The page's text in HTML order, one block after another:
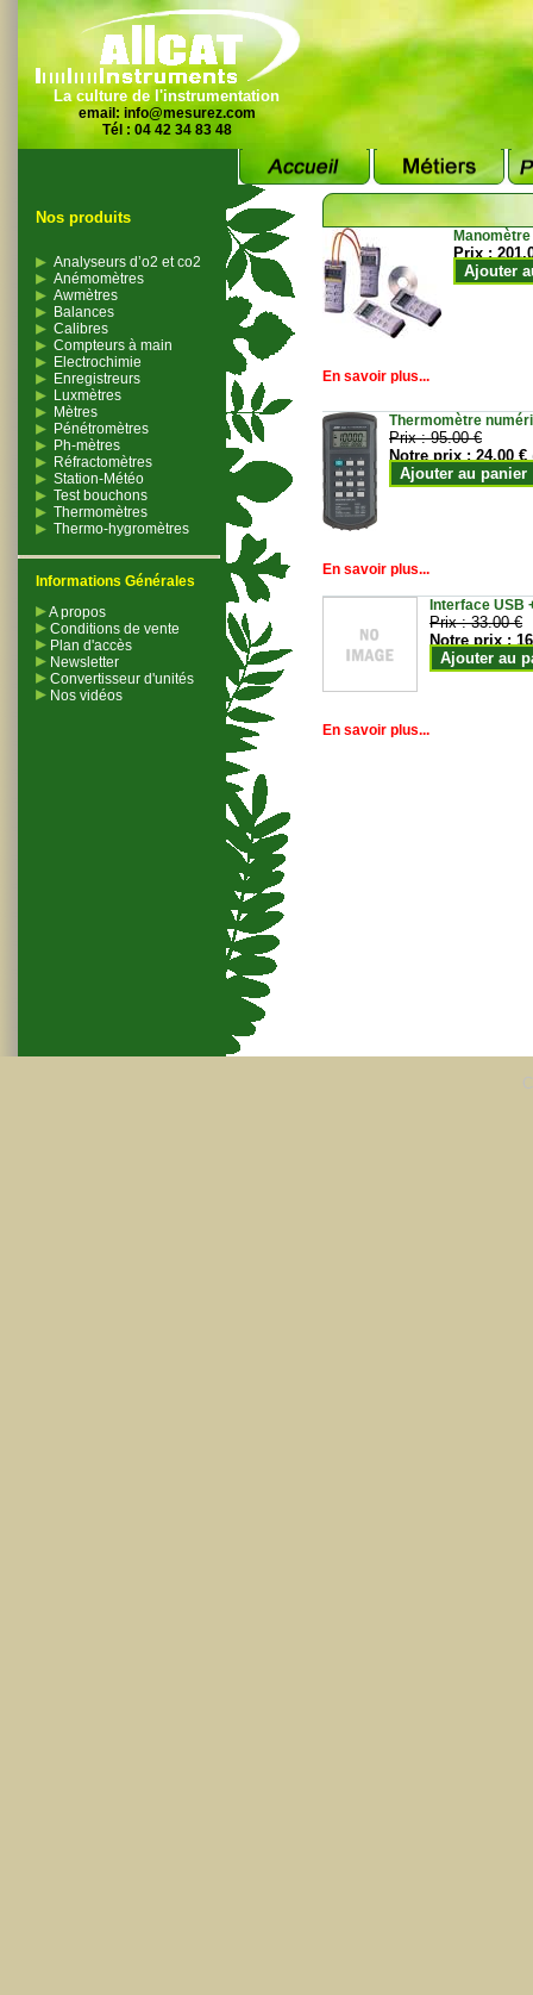
La culture de l'instrumentation
email: info@mesurez.com
Tél : 04 42 34 83 48
Nos produits
Analyseurs d’o2 et co2
Anémomètres
Awmètres
Balances
Calibres
Compteurs à main
Electrochimie
Enregistreurs
Luxmètres
Mètres
Pénétromètres
Ph-mètres
Réfractomètres
Station-Météo
Test bouchons
Thermomètres
Thermo-hygromètres
Informations Générales
A propos
Conditions de vente
Plan d'accès
Newsletter
Convertisseur d'unités
Nos vidéos
Prix :
Ajouter
En savoir plus...
Thermomètre
Prix :95.00 €
Notre prix :24.00 €
Ajouter au panier
En savoir plus...
Interface USB
Prix :33.00 €
Notre prix :
Ajouter au
En savoir plus...